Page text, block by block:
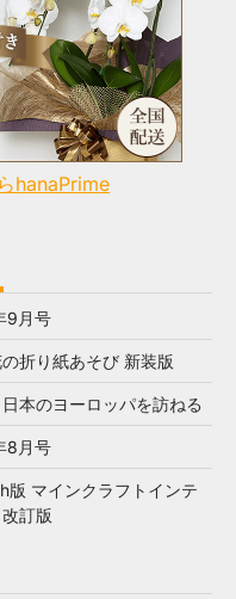
hanaPrime
9月号
折り紙あそび 新装版
本のヨーロッパを訪ねる
8月号
マインクラフトインテ
訂版